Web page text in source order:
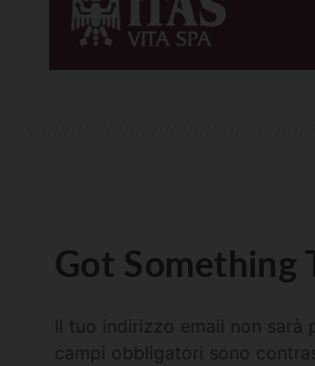
Got Something
Il tuo indirizzo email non sarà
campi obbligatori sono